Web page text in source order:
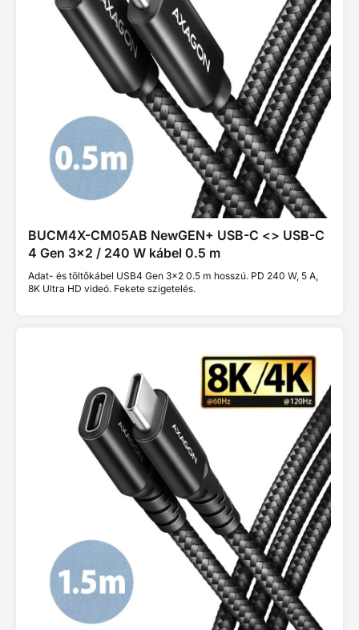
BUCM4X-CM05AB NewGEN+ USB-C <> USB-C
4 Gen 3×2 / 240 W kábel 0.5 m
Adat- és töltőkábel USB4 Gen 3×2 0.5 m hosszú. PD 240 W, 5 A,
8K Ultra HD videó. Fekete szigetelés.